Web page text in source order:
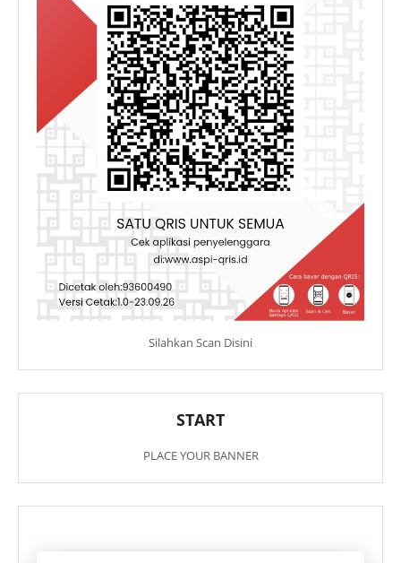
Silahkan Scan Disini
START
PLACE YOUR BANNER